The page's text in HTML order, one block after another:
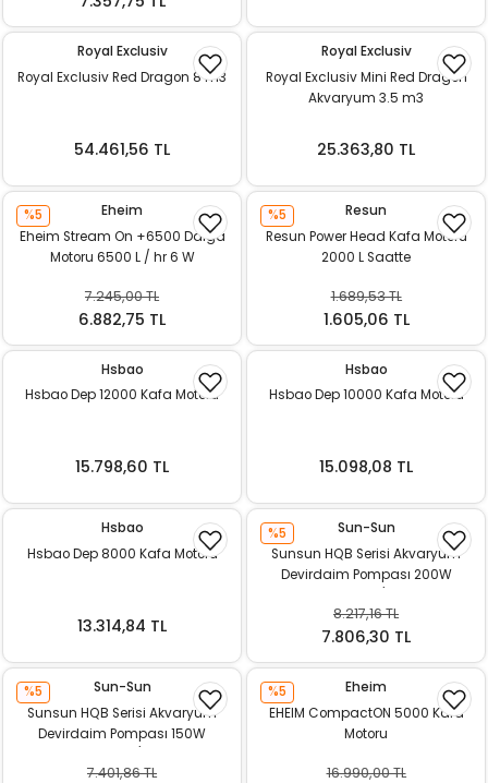
Royal Exclusiv
Royal Exclusiv Red Dragon 8 m3
54.461,56 TL
Royal Exclusiv
Royal Exclusiv Mini Red Dragon
Akvaryum 3.5 m3
25.363,80 TL
%5
Eheim
Eheim Stream On +6500 Dalga
Motoru 6500 L / hr 6 W
7.245,00 TL
6.882,75 TL
%5
Resun
Resun Power Head Kafa Motoru
2000 L Saatte
1.689,53 TL
1.605,06 TL
Hsbao
Hsbao Dep 12000 Kafa Motoru
15.798,60 TL
Hsbao
Hsbao Dep 10000 Kafa Motoru
15.098,08 TL
Hsbao
Hsbao Dep 8000 Kafa Motoru
13.314,84 TL
%5
Sun-Sun
Sunsun HQB Serisi Akvaryum
Devirdaim Pompası 200W
8.217,16 TL
7.806,30 TL
%5
Sun-Sun
Sunsun HQB Serisi Akvaryum
Devirdaim Pompası 150W
7.401,86 TL
%5
Eheim
EHEIM CompactON 5000 Kafa
Motoru
16.990,00 TL